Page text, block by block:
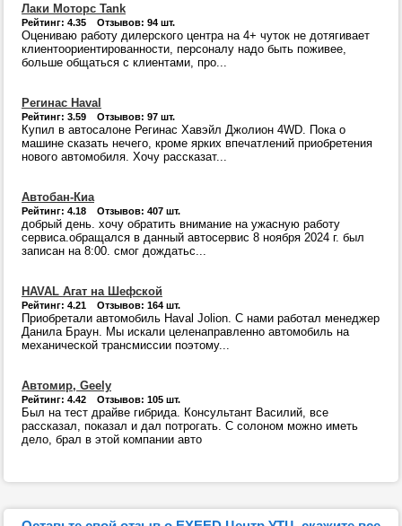
Лаки Моторс Tank
Рейтинг: 4.35 Отзывов: 94 шт.
Оцениваю работу дилерского центра на 4+ чуток не дотягивает
клиентоориентированности, персоналу надо быть поживее,
больше общаться с клиентами, про...
Регинас Haval
Рейтинг: 3.59 Отзывов: 97 шт.
Купил в автосалоне Регинас Хавэйл Джолион 4WD. Пока о
машине сказать нечего, кроме ярких впечатлений приобретения
нового автомобиля. Хочу рассказат...
Автобан-Киа
Рейтинг: 4.18 Отзывов: 407 шт.
добрый день. хочу обратить внимание на ужасную работу
сервиса.обращался в данный автосервис 8 ноября 2024 г. был
записан на 8:00. смог дождатьс...
HAVAL Агат на Шефской
Рейтинг: 4.21 Отзывов: 164 шт.
Приобретали автомобиль Haval Jolion. С нами работал менеджер
Данила Браун. Мы искали целенаправленно автомобиль на
механической трансмиссии поэтому...
Автомир, Geely
Рейтинг: 4.42 Отзывов: 105 шт.
Был на тест драйве гибрида. Консультант Василий, все
рассказал, показал и дал потрогать. С солоном можно иметь
дело, брал в этой компании авто